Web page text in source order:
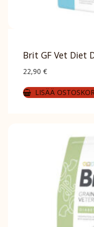
Brit GF Vet Diet
22,90 €
LISÄÄ